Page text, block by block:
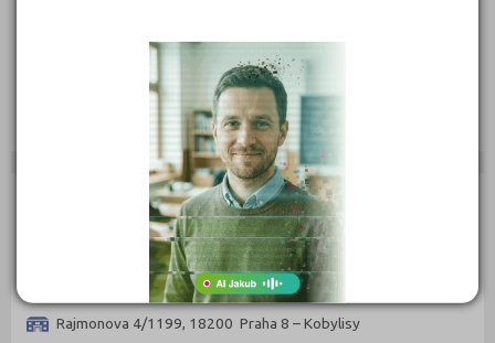
Kouzelné školy - mateřská škola a základní škola
Kodaňská 54/10, 10100 Praha 10 - Vršovice
Ředitel: Bc. Martina Štanclová
PRIVÁTNÍ SEKTOR
Královská mateřská škola a základní škola, s.r.o.
Rajmonova 4/1199, 18200 Praha 8 – Kobylisy